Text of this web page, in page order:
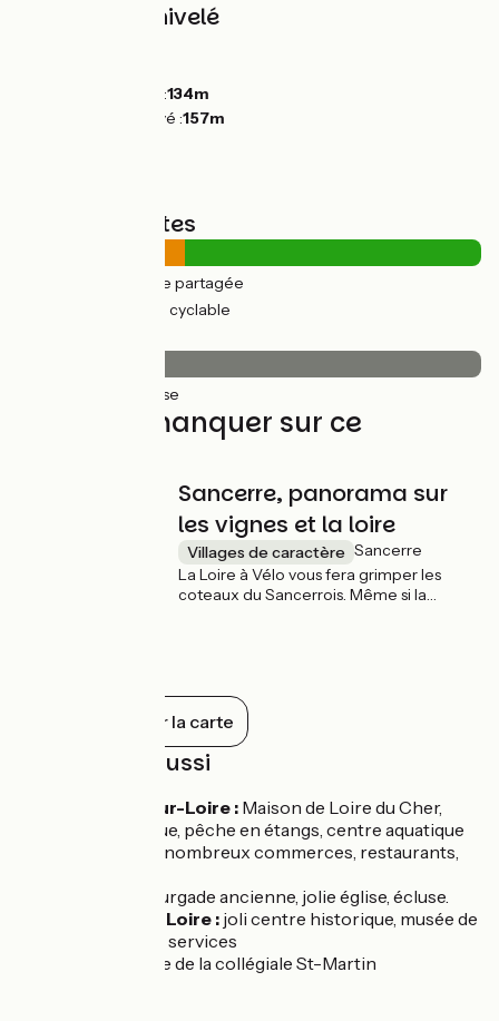
Pentes et dénivelé
Point le plus bas :134m
Point le plus élevé :157m
Types de routes
(36%) Route partagée
(64%) Voie cyclable
(100%) Lisse
À ne pas manquer sur ce
Sancerre, panorama sur
les vignes et la loire
Villages de caractère Sancerre
La Loire à Vélo vous fera grimper les
coteaux du Sancerrois. Même si la
mise !
Tout afficher sur la carte
À découvrir aussi
Belleville-sur-Loire : Maison de Loire du Cher,
halte nautique, pêche en étangs, centre aquatique
des Presles, nombreux commerces, restaurants,
bourgade ancienne, jolie église, écluse.
Cosne-sur-Loire : joli centre historique, musée de
la Loire, tous services
Crypte de la collégiale St-Martin